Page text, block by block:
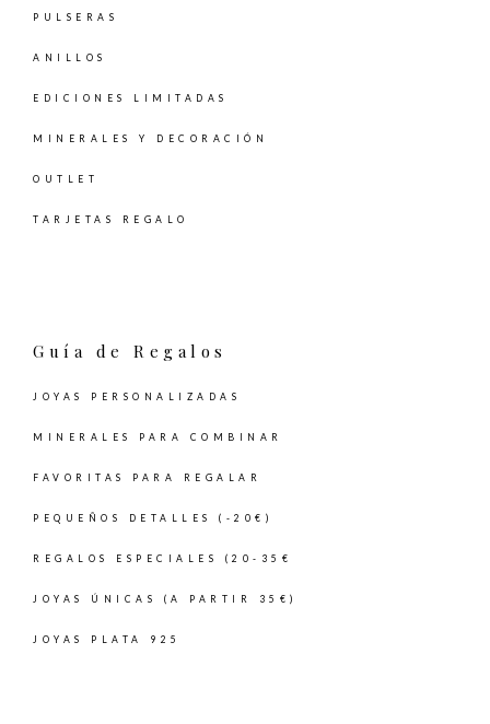
PULSERAS
ANILLOS
EDICIONES LIMITADAS
MINERALES Y DECORACIÓN
OUTLET
TARJETAS REGALO
Guía de Regalos
JOYAS PERSONALIZADAS
MINERALES PARA COMBINAR
FAVORITAS PARA REGALAR
PEQUEÑOS DETALLES (-20€)
REGALOS ESPECIALES (20-35€
JOYAS ÚNICAS (A PARTIR 35€)
JOYAS PLATA 925